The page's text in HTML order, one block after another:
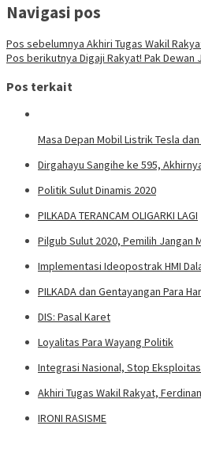
Navigasi pos
Pos sebelumnya Akhiri Tugas Wakil
Pos berikutnya Digaji Rakyat! Pak Dewan
Pos terkait
Masa Depan Mobil Listrik Tesla
Dirgahayu Sangihe ke 595,
Politik Sulut Dinamis 2020
PILKADA TERANCAM OLIGARKI LAGI
Pilgub Sulut 2020, Pemilih Jangan
Implementasi Ideopostrak HMI
PILKADA dan Gentayangan Para
DIS: Pasal Karet
Loyalitas Para Wayang Politik
Integrasi Nasional, Stop
Akhiri Tugas Wakil Rakyat,
IRONI RASISME